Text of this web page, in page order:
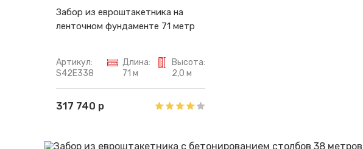
Забор из евроштакетника на
ленточном фундаменте 71 метр
Артикул:
S42E338
Длина:
71 м
Высота:
2,0 м
317 740 р